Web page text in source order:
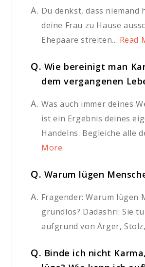
A. Du denkst, dass niemand
deine Frau zu Hause
Ehepaare streiten... Read
Q. Wie bereinigt man
dem vergangenen
A. Was auch immer deines
ist ein Ergebnis deines
Handelns. Begleiche alle
More
Q. Warum lügen
A. Fragender: Warum lügen
grundlos? Dadashri: Sie
aufgrund von Ärger,
Q. Binde ich nicht